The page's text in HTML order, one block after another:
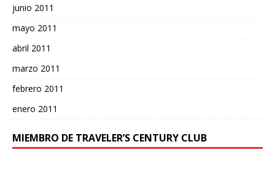
junio 2011
mayo 2011
abril 2011
marzo 2011
febrero 2011
enero 2011
MIEMBRO DE TRAVELER’S CENTURY CLUB